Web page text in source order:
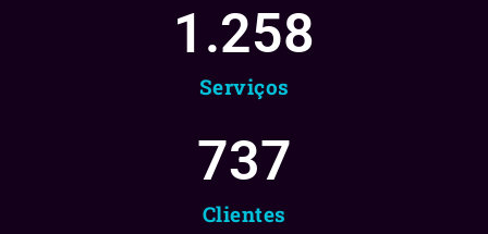
Serviços
1.258
Clientes
737